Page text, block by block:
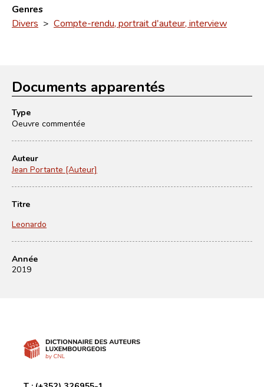
Genres
Divers > Compte-rendu, portrait d'auteur, interview
Documents apparentés
Type
Oeuvre commentée
Auteur
Jean Portante [Auteur]
Titre
Leonardo
Année
2019